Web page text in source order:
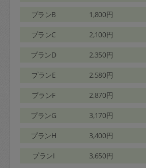
プランB 1,800円
プランC 2,100円
プランD 2,350円
プランE 2,580円
プランF 2,870円
プランG 3,170円
プランH 3,400円
プランI 3,650円